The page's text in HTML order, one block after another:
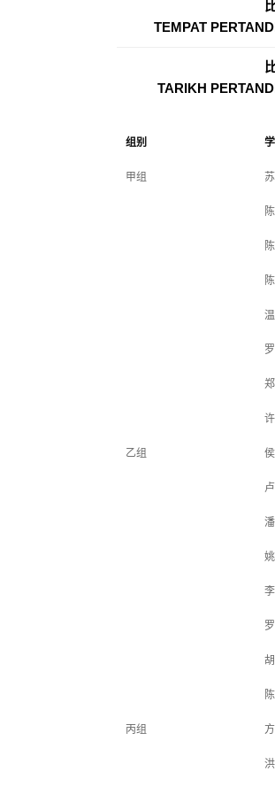
TEMPAT
TARIKH
组别
甲组
乙组
丙组